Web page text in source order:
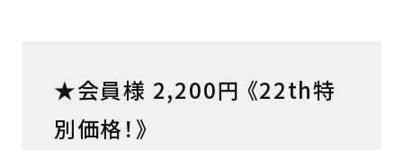
★会員様 2,200円 《22th特
別価格！》